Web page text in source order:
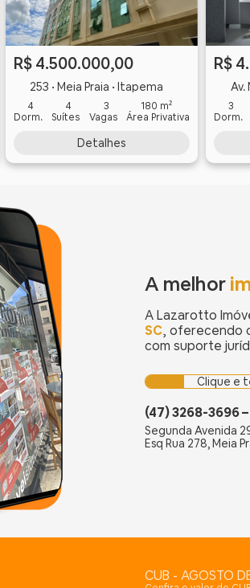
R$ 4.500.000,00
253 • Meia Praia • Itapema
4
Dorm.
4
Suítes
3
Vagas
180 m²
Área Privativa
Detalhes
R$
Av.
3
Dorm.
A melhor
A Lazarotto
SC, oferecendo
com suporte
Clique e
(47) 3268-3696
Segunda Avenida
Esq Rua 278, Meia
CUB - AGOSTO